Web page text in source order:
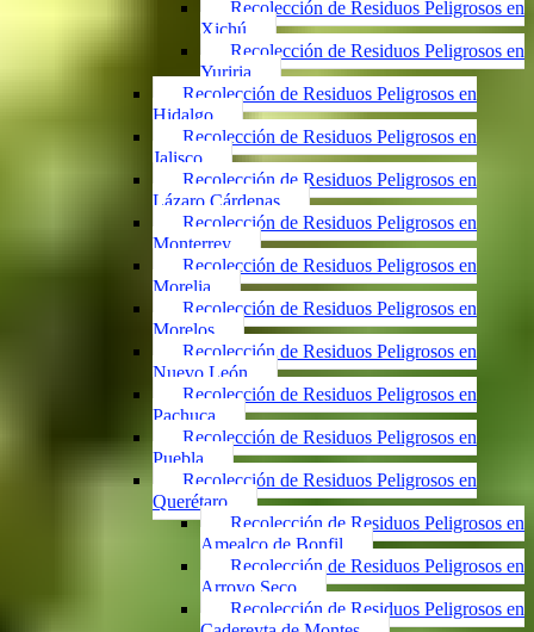
Recolección de Residuos Peligrosos en
Xichú
Recolección de Residuos Peligrosos en
Yuriria
Recolección de Residuos Peligrosos en
Hidalgo
Recolección de Residuos Peligrosos en
Jalisco
Recolección de Residuos Peligrosos en
Lázaro Cárdenas
Recolección de Residuos Peligrosos en
Monterrey
Recolección de Residuos Peligrosos en
Morelia
Recolección de Residuos Peligrosos en
Morelos
Recolección de Residuos Peligrosos en
Nuevo León
Recolección de Residuos Peligrosos en
Pachuca
Recolección de Residuos Peligrosos en
Puebla
Recolección de Residuos Peligrosos en
Querétaro
Recolección de Residuos Peligrosos en
Amealco de Bonfil
Recolección de Residuos Peligrosos en
Arroyo Seco
Recolección de Residuos Peligrosos en